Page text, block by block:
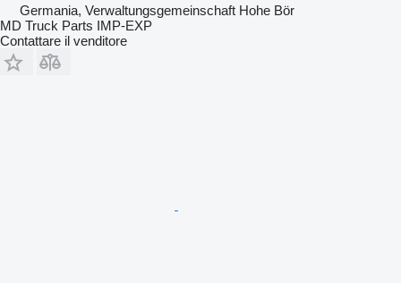
Germania, Verwaltungsgemeinschaft Hohe Bör
MD Truck Parts IMP-EXP
Contattare il venditore